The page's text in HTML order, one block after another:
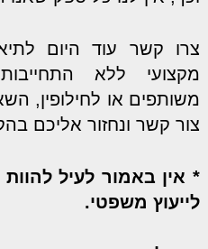
צרו קשר עוד היום
מקצועי ללא
משותפים או לחילופין,
צור קשר ונחזור אליכם
* אין באמור לעיל
לייעוץ משפטי.